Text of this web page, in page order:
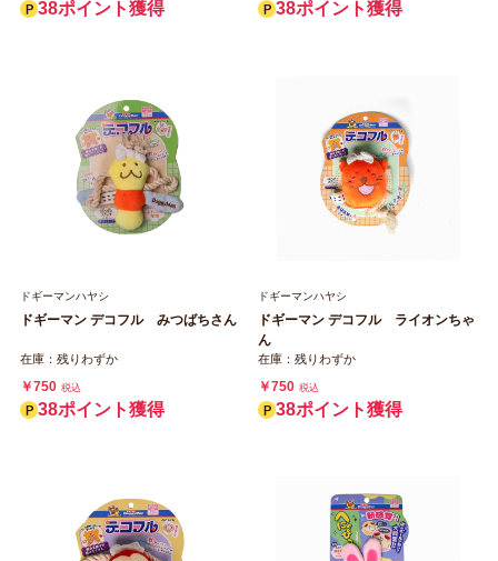
38ポイント獲得 38ポイント獲得
ドギーマンハヤシ
ドギーマン デコフル みつばちさん
在庫：残りわずか
￥750 税込
38ポイント獲得
ドギーマンハヤシ
ドギーマン デコフル ライオンちゃ
ん
在庫：残りわずか
￥750 税込
38ポイント獲得